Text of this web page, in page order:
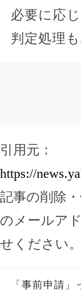
必要に応
判定処理
引用元：
https://
記事の削除
のメールア
せください。
「事前申請